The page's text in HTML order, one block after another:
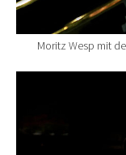
Moritz Wesp mit
Show larger